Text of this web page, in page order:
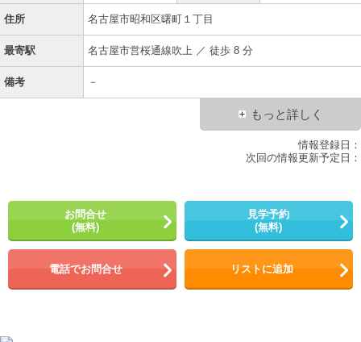
住所 名古屋市昭和区曙町１丁目
最寄駅 名古屋市営桜通線吹上 ／ 徒歩 8 分
備考 －
もっと詳しく
情報登録日：
次回の情報更新予定日：
お問合せ
(無料)
見学予約
(無料)
電話でお問合せ リストに追加